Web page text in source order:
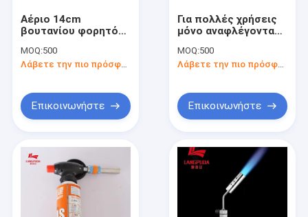
Προϊόντα
Περίπου εμείς
Αέριο 14cm
βουτανίου φορητός
φανός
MOQ:500
Λάβετε την πιο πρόσφατη τιμή
Επικοινωνήστε
Για πολλές χρήσεις
μόνο αναφλέγοντας
όπλο φλογών
διευθετήσιμο
MOQ:500
Επικοινωνήστε